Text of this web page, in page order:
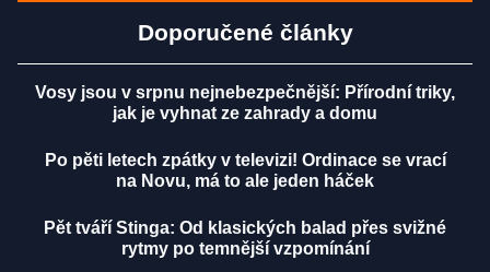
Doporučené články
Vosy jsou v srpnu nejnebezpečnější: Přírodní triky,
jak je vyhnat ze zahrady a domu
Po pěti letech zpátky v televizi! Ordinace se vrací
na Novu, má to ale jeden háček
Pět tváří Stinga: Od klasických balad přes svižné
rytmy po temnější vzpomínání